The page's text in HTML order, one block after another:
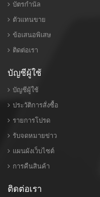
บัตรกำนัล
ตัวแทนขาย
ข้อเสนอพิเสษ
ติดต่อเรา
บัญชีผู้ใช้
บัญชีผู้ใช้
ประวัติการสั่งซื้อ
รายการโปรด
รับจดหมายข่าว
แผนผังเว็บไซต์
การคืนสินค้า
ติดต่อเรา